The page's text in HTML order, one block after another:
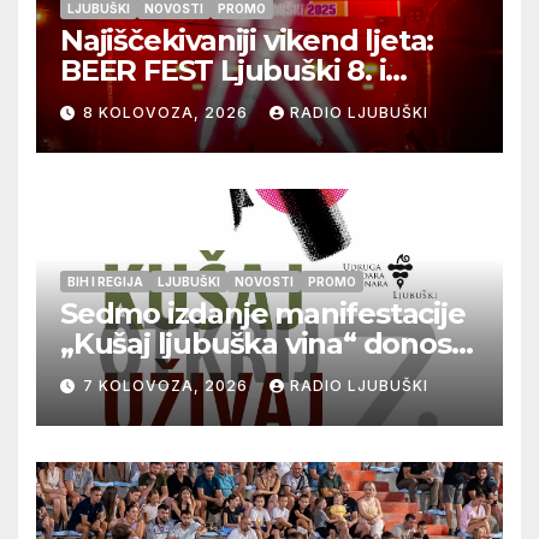
LJUBUŠKI NOVOSTI PROMO
Najiščekivaniji vikend ljeta:
BEER FEST Ljubuški 8. i
9.kolovoza
8 KOLOVOZA, 2026 RADIO LJUBUŠKI
BIH I REGIJA LJUBUŠKI NOVOSTI PROMO
Sedmo izdanje manifestacije
„Kušaj ljubuška vina“ donosi
vrhunska vina, gastronomiju i
glazbu
7 KOLOVOZA, 2026 RADIO LJUBUŠKI